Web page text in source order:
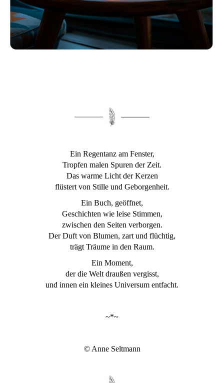
Ein Regentanz am Fenster,
Tropfen malen Spuren der Zeit.
Das warme Licht der Kerzen
flüstert von Stille und Geborgenheit.
Ein Buch, geöffnet,
Geschichten wie leise Stimmen,
zwischen den Seiten verborgen.
Der Duft von Blumen, zart und flüchtig,
trägt Träume in den Raum.
Ein Moment,
der die Welt draußen vergisst,
und innen ein kleines Universum entfacht.
~*~
© Anne Seltmann